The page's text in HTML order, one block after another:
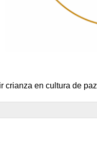
crianza en cultura de paz